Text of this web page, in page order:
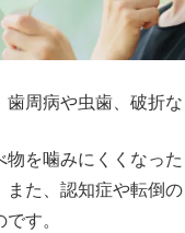
周病や虫歯、破折な
を噛みにくくなった
また、認知症や転倒
す。